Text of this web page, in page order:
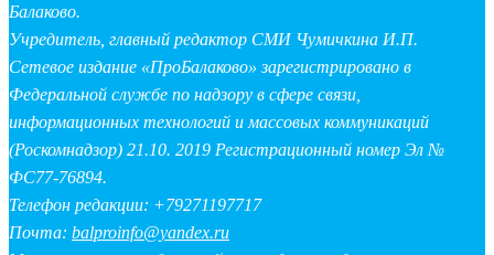
Балаково.
Учредитель, главный редактор СМИ Чумичкина И.П.
Сетевое издание «ПроБалаково» зарегистрировано в
Федеральной службе по надзору в сфере связи,
информационных технологий и массовых коммуникаций
(Роскомнадзор) 21.10. 2019 Регистрационный номер Эл №
ФС77-76894.
Телефон редакции: +79271197717
Почта: balproinfo@yandex.ru